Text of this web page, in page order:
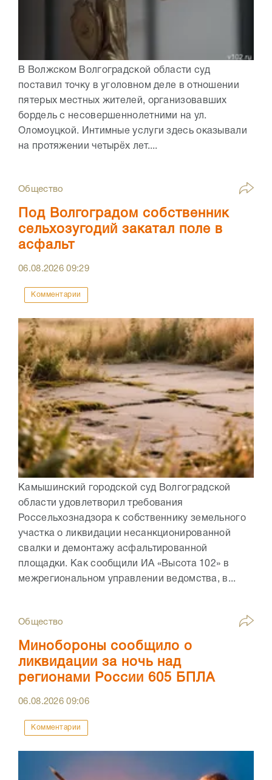
В Волжском Волгоградской области суд
поставил точку в уголовном деле в отношении
пятерых местных жителей, организовавших
бордель с несовершеннолетними на ул.
Оломоуцкой. Интимные услуги здесь оказывали
на протяжении четырёх лет....
Общество
Под Волгоградом собственник
сельхозугодий закатал поле в
асфальт
06.08.202609:29
Комментарии
Камышинский городской суд Волгоградской
области удовлетворил требования
Россельхознадзора к собственнику земельного
участка о ликвидации несанкционированной
свалки и демонтажу асфальтированной
площадки. Как сообщили ИА «Высота 102» в
межрегиональном управлении ведомства, в...
Общество
Минобороны сообщило о
ликвидации за ночь над
регионами России 605 БПЛА
06.08.202609:06
Комментарии